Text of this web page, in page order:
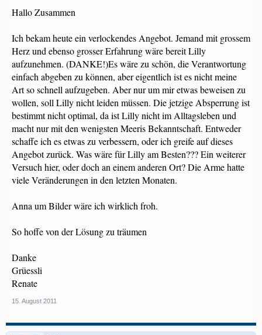
Hallo Zusammen
Ich bekam heute ein verlockendes Angebot. Jemand mit grossem
Herz und ebenso grosser Erfahrung wäre bereit Lilly
aufzunehmen. (DANKE!)Es wäre zu schön, die Verantwortung
einfach abgeben zu können, aber eigentlich ist es nicht meine
Art so schnell aufzugeben. Aber nur um mir etwas beweisen zu
wollen, soll Lilly nicht leiden müssen. Die jetzige Absperrung ist
bestimmt nicht optimal, da ist Lilly nicht im Alltagsleben und
macht nur mit den wenigsten Meeris Bekanntschaft. Entweder
schaffe ich es etwas zu verbessern, oder ich greife auf dieses
Angebot zurück. Was wäre für Lilly am Besten??? Ein weiterer
Versuch hier, oder doch an einem anderen Ort? Die Arme hatte
viele Veränderungen in den letzten Monaten.
Anna um Bilder wäre ich wirklich froh.
So hoffe von der Lösung zu träumen
Danke
Grüessli
Renate
15. August 2011